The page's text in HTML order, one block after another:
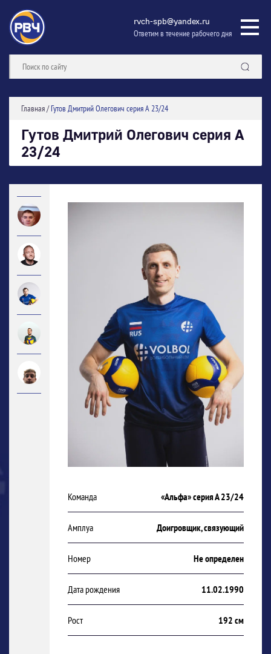
rvch-spb@yandex.ru
Ответим в течение рабочего дня
Главная/Гутов Дмитрий Олегович серия А 23/24
Гутов Дмитрий Олегович серия А
23/24
Команда «Альфа» серия А 23/24
Амплуа Доигровщик, связующий
Номер Не определен
Дата рождения 11.02.1990
Рост 192 см